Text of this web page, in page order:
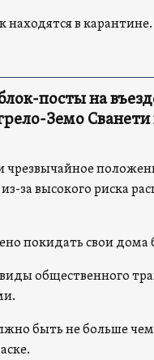
находятся в карантине.
посты на
Земо Сванети
чрезвычайное
за высокого риска
покидать свои дома
общественного
быть не больше